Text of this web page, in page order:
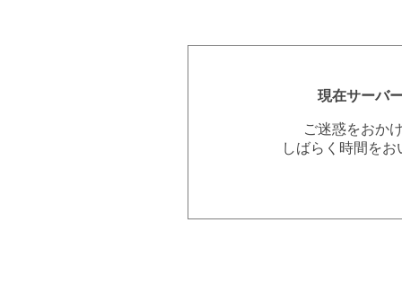
現在サーバ
ご迷惑をおか
しばらく時間を